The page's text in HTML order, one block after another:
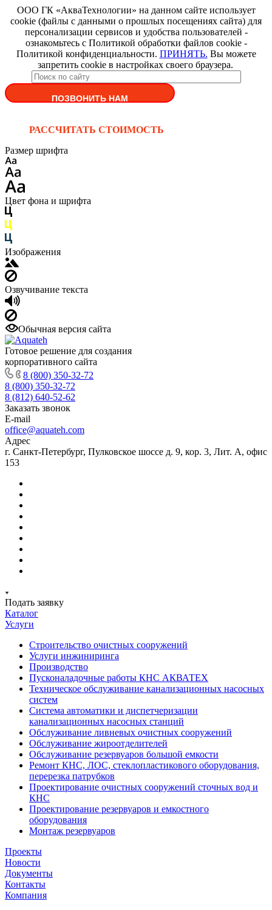
ООО ГК «АкваТехнологии» на данном сайте использует
cookie (файлы с данными о прошлых посещениях сайта) для
персонализации сервисов и удобства пользователей -
ознакомьтесь с Политикой обработки файлов cookie -
Политикой конфиденциальности. ПРИНЯТЬ. Вы можете
запретить cookie в настройках своего браузера.
ПОЗВОНИТЬ НАМ
РАССЧИТАТЬ СТОИМОСТЬ
Размер шрифта
Цвет фона и шрифта
Изображения
Озвучивание текста
Обычная версия сайта
Готовое решение для создания
корпоративного сайта
8 (800) 350-32-72
8 (800) 350-32-72
8 (812) 640-52-62
Заказать звонок
E-mail
office@aquateh.com
Адрес
г. Санкт-Петербург, Пулковское шоссе д. 9, кор. 3, Лит. А, офис
153
Подать заявку
Каталог
Услуги
Строительство очистных сооружений
Услуги инжиниринга
Производство
Пусконаладочные работы КНС АКВАТЕХ
Техническое обслуживание канализационных насосных
систем
Система автоматики и диспетчеризации
канализационных насосных станций
Обслуживание ливневых очистных сооружений
Обслуживание жироотделителей
Обслуживание резервуаров большой емкости
Ремонт КНС, ЛОС, стеклопластикового оборудования,
перерезка патрубков
Проектирование очистных сооружений сточных вод и
КНС
Проектирование резервуаров и емкостного
оборудования
Монтаж резервуаров
Проекты
Новости
Документы
Контакты
Компания